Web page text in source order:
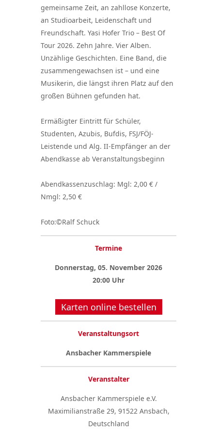
gemeinsame Zeit, an zahllose Konzerte,
an Studioarbeit, Leidenschaft und
Freundschaft. Yasi Hofer Trio – Best Of
Tour 2026. Zehn Jahre. Vier Alben.
Unzählige Geschichten. Eine Band, die
zusammengewachsen ist – und eine
Musikerin, die längst ihren Platz auf den
großen Bühnen gefunden hat.
Ermäßigter Eintritt für Schüler,
Studenten, Azubis, Bufdis, FSJ/FÖJ-
Leistende und Alg. II-Empfänger an der
Abendkasse ab Veranstaltungsbeginn
Abendkassenzuschlag: Mgl: 2,00 € /
Nmgl: 2,50 €
Foto:©Ralf Schuck
Termine
Donnerstag, 05. November 2026
20:00 Uhr
Karten online bestellen
Veranstaltungsort
Ansbacher Kammerspiele
Veranstalter
Ansbacher Kammerspiele e.V.
Maximilianstraße 29, 91522 Ansbach,
Deutschland